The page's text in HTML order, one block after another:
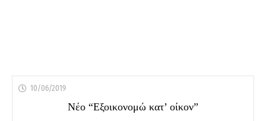
10/06/2019
Νέο “Εξοικονομώ κατ’ οίκον”